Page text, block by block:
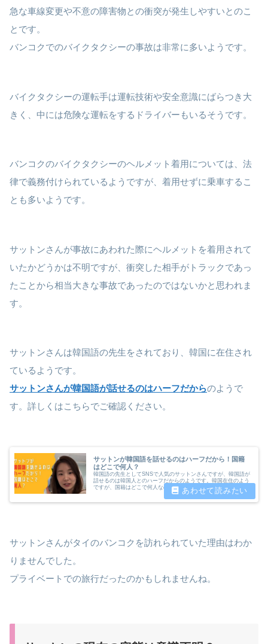
急な車線変更や不意の障害物との衝突が発生しやすいとのこ
とです。
バンコクでのバイクタクシーの事故は非常に多いようです。
バイクタクシーの運転手は運転技術や安全意識にばらつき大
きく、中には危険な運転をするドライバーもいるそうです。
バンコクのバイクタクシーのヘルメット着用については、法
律で義務付けられているようですが、着用せずに乗車するこ
とも多いようです。
サットンさんが事故にあわれた際にヘルメットを着用されて
いたかどうかは不明ですが、衝突した相手がトラックであっ
たことから相当大きな事故であったのではないかと思われま
す。
サットンさんは韓国語の先生をされており、韓国に在住され
ているようです。
サットンさんが韓国語が話せるのはハーフだからのようで
す。詳しくはこちらでご確認ください。
サットンが韓国語を話せるのはハーフだから！国籍
はどこで何人？
韓国語の先生としてSNSで人気のサットンさんですが、韓国語が
話せるのは韓国人とのハーフだからのようです。韓国在住のよう
ですが、国籍はどこで何人なのでしょうか。サットンさんについ
サットンさんがタイのバンコクを訪れられていた理由はわか
りませんでした。
プライベートでの旅行だったのかもしれませんね。